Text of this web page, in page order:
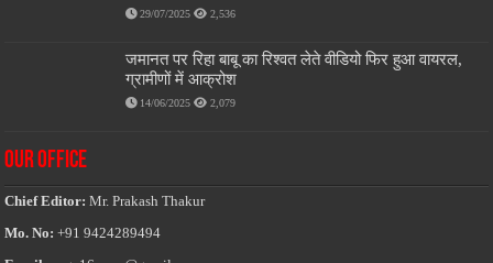
29/07/2025 2,536
जमानत पर रिहा बाबू का रिश्वत लेते वीडियो फिर हुआ वायरल,
ग्रामीणों में आक्रोश
14/06/2025 2,079
OUR OFFICE
Chief Editor:Mr. Prakash Thakur
Mo. No: +91 9424289494